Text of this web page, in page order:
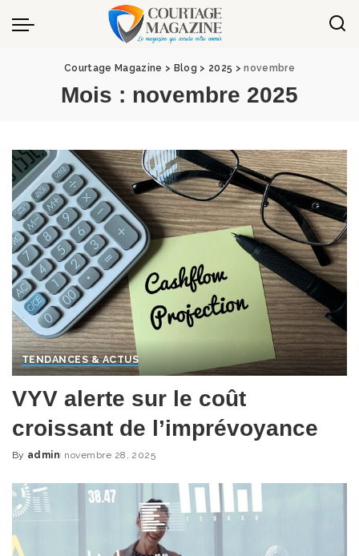
Panneau de gestion des cookies
Courtage Magazine > Blog > 2025 >novembre
Mois : novembre 2025
TENDANCES & ACTUS
VYV alerte sur le coût
croissant de l’imprévoyance
Posted
By admin novembre 28, 2025